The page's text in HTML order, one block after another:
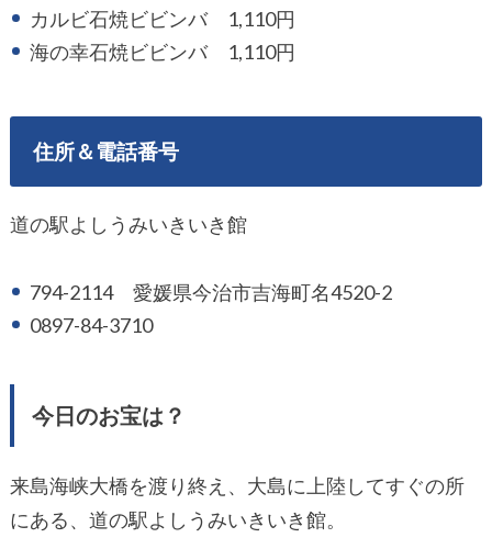
カルビ石焼ビビンバ 1,110円
海の幸石焼ビビンバ 1,110円
住所＆電話番号
道の駅よしうみいきいき館
794-2114 愛媛県今治市吉海町名4520-2
0897-84-3710
今日のお宝は？
来島海峡大橋を渡り終え、大島に上陸してすぐの所
にある、道の駅よしうみいきいき館。